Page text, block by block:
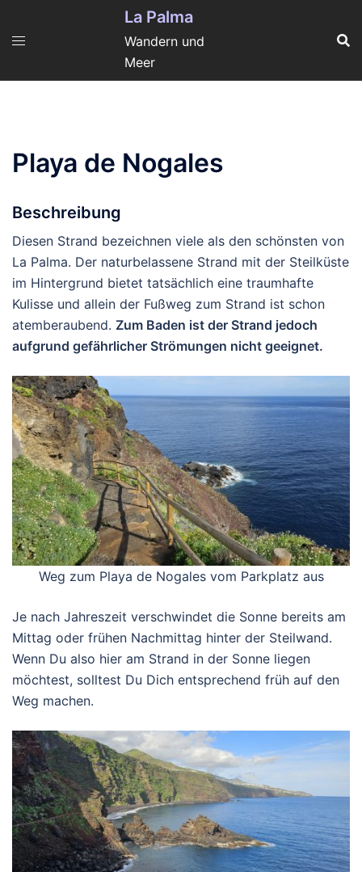
La Palma
Wandern und
Meer
Playa de Nogales
Beschreibung
Diesen Strand bezeichnen viele als den schönsten von
La Palma. Der naturbelassene Strand mit der Steilküste
im Hintergrund bietet tatsächlich eine traumhafte
Kulisse und allein der Fußweg zum Strand ist schon
atemberaubend. Zum Baden ist der Strand jedoch
aufgrund gefährlicher Strömungen nicht geeignet.
Weg zum Playa de Nogales vom Parkplatz aus
Je nach Jahreszeit verschwindet die Sonne bereits am
Mittag oder frühen Nachmittag hinter der Steilwand.
Wenn Du also hier am Strand in der Sonne liegen
möchtest, solltest Du Dich entsprechend früh auf den
Weg machen.